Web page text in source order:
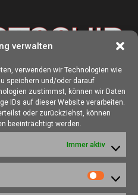
verwalten
verwenden wir Technologien wie
speichern und/oder darauf
zustimmst, können wir Daten
IDs auf dieser Website verarbeiten.
oder zurückziehst, können
beeinträchtigt werden.
Immer aktiv
UNS
August 2017 zur gamescom
Heimat für alle Spieler:innen zu